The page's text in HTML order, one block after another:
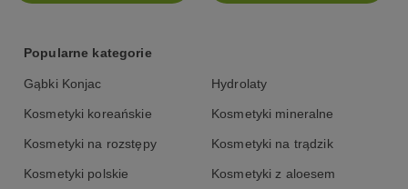
pozostawia na skórze cudowny zapach
po osuszeniu skóry nie ma potrzeby używania balsamu
opakowanie zero waste: szklany słoik z aluminiowym
Popularne kategorie
Gąbki Konjac Hydrolaty
Kosmetyki koreańskie Kosmetyki mineralne
Kosmetyki na rozstępy Kosmetyki na trądzik
Kosmetyki polskie Kosmetyki z aloesem